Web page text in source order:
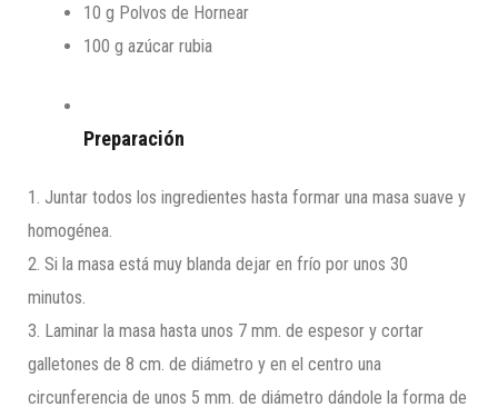
10 g Polvos de Hornear
100 g azúcar rubia
Preparación
1. Juntar todos los ingredientes hasta formar una masa suave y
homogénea.
2. Si la masa está muy blanda dejar en frío por unos 30
minutos.
3. Laminar la masa hasta unos 7 mm. de espesor y cortar
galletones de 8 cm. de diámetro y en el centro una
circunferencia de unos 5 mm. de diámetro dándole la forma de